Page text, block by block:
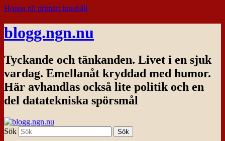
Hoppa till primärt innehåll
blogg.ngn.nu
Tyckande och tänkanden. Livet i en sjuk
vardag. Emellanåt kryddad med humor.
Här avhandlas också lite politik och en
del datatekniska spörsmål
Sök